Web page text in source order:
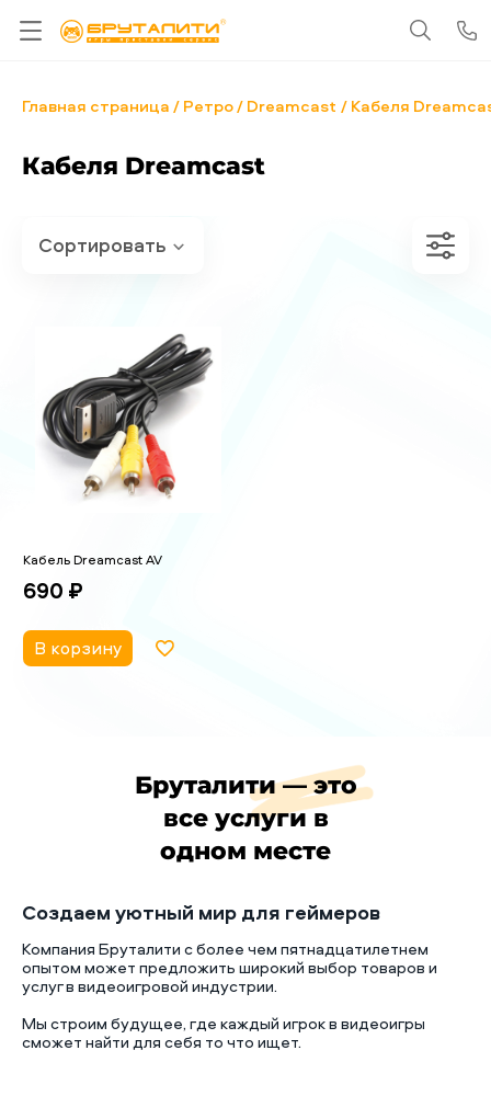
Главная страница Ретро Dreamcast Кабеля
Кабеля Dreamcast
Кабель Dreamcast AV
690 ₽
В корзину
Бруталити — это
все услуги в
одном месте
Создаем уютный мир для геймеров
Компания Бруталити с более чем пятнадцатилетнем
опытом может предложить широкий выбор товаров и
услуг в видеоигровой индустрии.
Мы строим будущее, где каждый игрок в видеоигры
сможет найти для себя то что ищет.